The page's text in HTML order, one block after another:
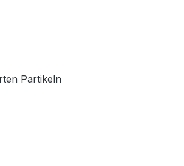
Partikeln